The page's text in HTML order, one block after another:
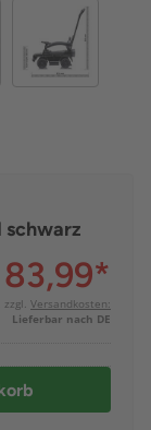
schwarz
83,99*
zzgl. Versandkosten:
Lieferbar nach DE